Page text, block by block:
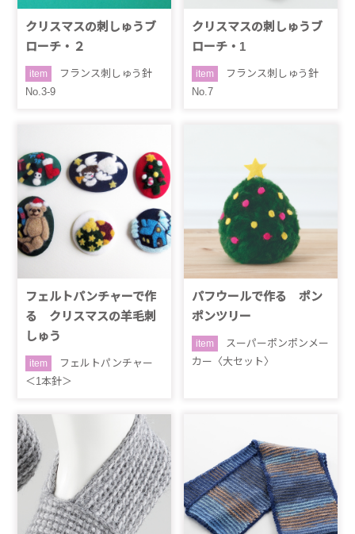
クリスマスの刺しゅうブ
ローチ・２
item
フランス刺しゅう針
No.3-9
クリスマスの刺しゅうブ
ローチ・1
item
フランス刺しゅう針
No.7
フェルトパンチャーで作
る クリスマスの羊毛刺
しゅう
item
フェルトパンチャー
＜1本針＞
パフウールで作る ポン
ポンツリー
item
スーパーポンポンメー
カー〈大セット〉